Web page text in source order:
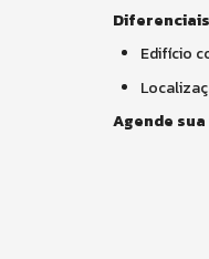
Edifício
Agende